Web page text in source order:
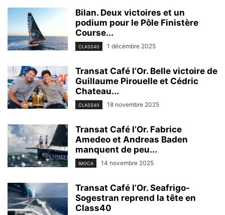
Bilan. Deux victoires et un
podium pour le Pôle Finistère
Course...
CLASS40 1 décembre 2025
Transat Café l’Or. Belle victoire de
Guillaume Pirouelle et Cédric
Chateau...
CLASS40 18 novembre 2025
Transat Café l’Or. Fabrice
Amedeo et Andreas Baden
manquent de peu...
IMOCA 14 novembre 2025
Transat Café l’Or. Seafrigo-
Sogestran reprend la tête en
Class40